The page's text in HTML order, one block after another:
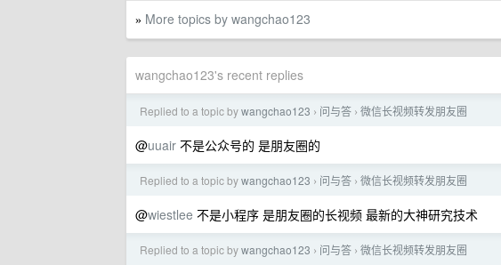
» More topics by wangchao123
wangchao123's recent replies
Replied to a topic bywangchao123 › 问与答 › 微信长视频转发朋友圈
@uuair 不是公众号的 是朋友圈的
Replied to a topic bywangchao123 › 问与答 › 微信长视频转发朋友圈
@wiestlee 不是小程序 是朋友圈的长视频 最新的大神研究技术
Replied to a topic bywangchao123 › 问与答 › 微信长视频转发朋友圈